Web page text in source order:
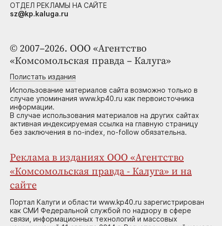
© 2007–2026. ООО «Агентство
«Комсомольская правда – Калуга»
Полистать издания
Использование материалов сайта возможно только в
случае упоминания www.kp40.ru как первоисточника
информации.
В случае использования материалов на других сайтах
активная индексируемая ссылка на главную страницу
без заключения в no-index, no-follow обязательна.
Реклама в изданиях ООО «Агентство
«Комсомольская правда - Калуга» и на
сайте
Портал Калуги и области www.kp40.ru зарегистрирован
как СМИ Федеральной службой по надзору в сфере
связи, информационных технологий и массовых
ОТДЕЛ РЕКЛАМЫ НА САЙТЕ
sz@kp.kaluga.ru